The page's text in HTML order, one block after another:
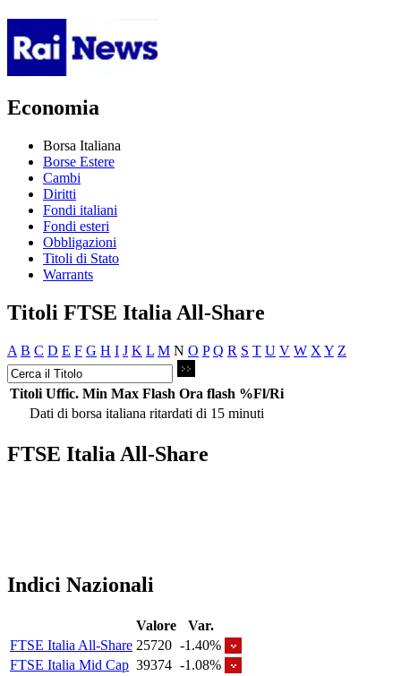
Economia
Borsa Italiana
Borse Estere
Cambi
Diritti
Fondi italiani
Fondi esteri
Obbligazioni
Titoli di Stato
Warrants
Titoli FTSE Italia All-Share
A B C D E F G H I J K L M N O P Q R S T U V W X Y Z
Titoli Uffic. Min Max Flash Ora flash %Fl/Ri
Dati di borsa italiana ritardati di 15 minuti
FTSE Italia All-Share
Indici Nazionali
Valore
Var.
FTSE Italia All-Share 25720 -1.40%
FTSE Italia Mid Cap 39374 -1.08%